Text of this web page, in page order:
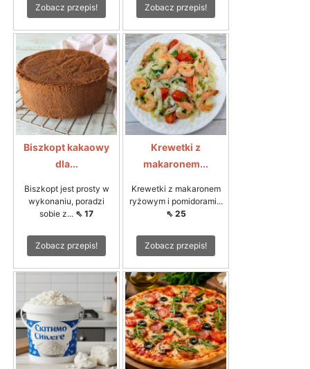
Zobacz przepis! Zobacz przepis!
Biszkopt kakaowy
dla...
Biszkopt jest prosty w
wykonaniu, poradzi
sobie z... ⇖ 17
Zobacz przepis!
Krewetki z
makaronem...
Krewetki z makaronem
ryżowym i pomidorami...
⇖ 25
Zobacz przepis!